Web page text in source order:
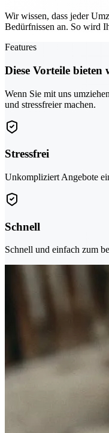
Wir wissen, dass jeder
Bedürfnissen an. So wird
Features
Diese Vorteile bieten
Wenn Sie mit uns
und stressfreier machen.
Stressfrei
Unkompliziert Angebote
Schnell
Schnell und einfach zum